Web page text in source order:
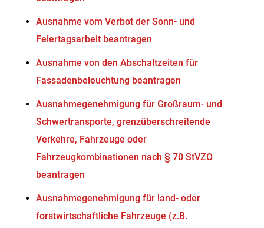
Ausnahme vom Verbot der Sonn- und
Feiertagsarbeit beantragen
Ausnahme von den Abschaltzeiten für
Fassadenbeleuchtung beantragen
Ausnahmegenehmigung für Großraum- und
Schwertransporte, grenzüberschreitende
Verkehre, Fahrzeuge oder
Fahrzeugkombinationen nach § 70 StVZO
beantragen
Ausnahmegenehmigung für land- oder
forstwirtschaftliche Fahrzeuge (z.B.